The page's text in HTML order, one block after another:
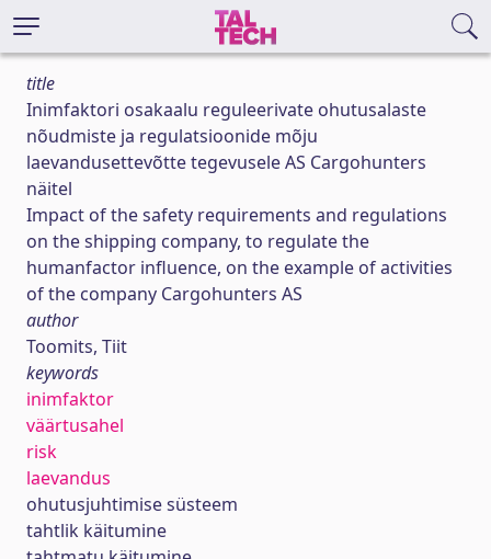
title
Inimfaktori osakaalu reguleerivate ohutusalaste
nõudmiste ja regulatsioonide mõju
laevandusettevõtte tegevusele AS Cargohunters
näitel
Impact of the safety requirements and regulations
on the shipping company, to regulate the
humanfactor influence, on the example of activities
of the company Cargohunters AS
author
Toomits, Tiit
keywords
inimfaktor
väärtusahel
risk
laevandus
ohutusjuhtimise süsteem
tahtlik käitumine